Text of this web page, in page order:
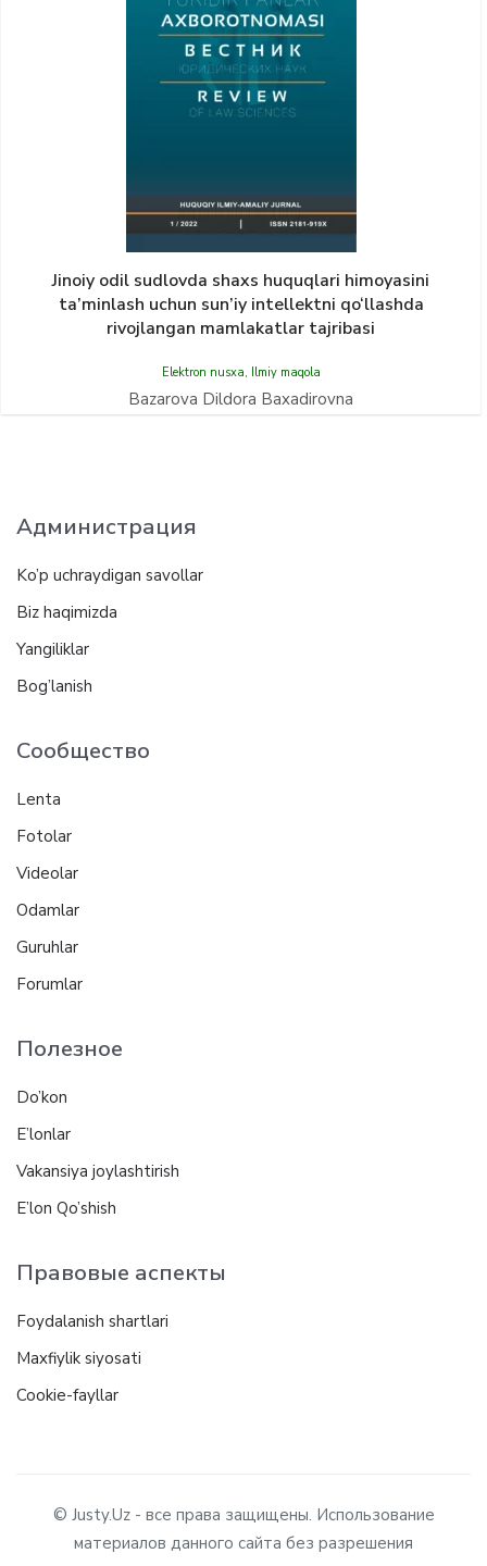
Jinoiy odil sudlovda shaxs huquqlari himoyasini
ta’minlash uchun sun’iy intellektni qo‘llashda
rivojlangan mamlakatlar tajribasi
Elektron nusxa, Ilmiy maqola
Bazarova Dildora Baxadirovna
Администрация
Ko’p uchraydigan savollar
Biz haqimizda
Yangiliklar
Bog’lanish
Сообщество
Lenta
Fotolar
Videolar
Odamlar
Guruhlar
Forumlar
Полезное
Do’kon
E’lonlar
Vakansiya joylashtirish
E’lon Qo’shish
Правовые аспекты
Foydalanish shartlari
Maxfiylik siyosati
Cookie-fayllar
© Justy.Uz - все права защищены. Использование
материалов данного сайта без разрешения